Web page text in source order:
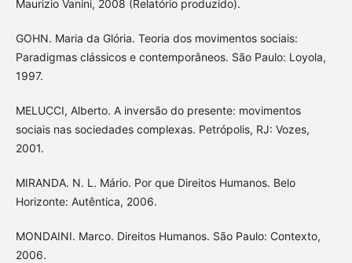
Maurizio Vanini, 2008 (Relatório produzido).
GOHN. Maria da Glória. Teoria dos movimentos sociais:
Paradigmas clássicos e contemporâneos. São Paulo: Loyola,
1997.
MELUCCI, Alberto. A inversão do presente: movimentos
sociais nas sociedades complexas. Petrópolis, RJ: Vozes,
2001.
MIRANDA. N. L. Mário. Por que Direitos Humanos. Belo
Horizonte: Autêntica, 2006.
MONDAINI. Marco. Direitos Humanos. São Paulo: Contexto,
2006.